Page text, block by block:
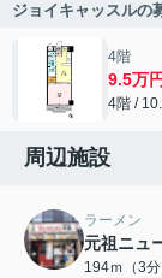
ジョイキャッスルの
4階
9.5万円
4階 /
周辺施設
ラーメン
元祖ニュ
194ｍ（3分